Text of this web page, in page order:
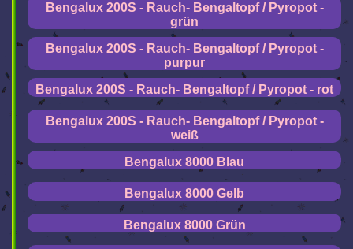
Bengalux 200S - Rauch- Bengaltopf / Pyropot -
grün
Bengalux 200S - Rauch- Bengaltopf / Pyropot -
purpur
Bengalux 200S - Rauch- Bengaltopf / Pyropot - rot
Bengalux 200S - Rauch- Bengaltopf / Pyropot -
weiß
Bengalux 8000 Blau
Bengalux 8000 Gelb
Bengalux 8000 Grün